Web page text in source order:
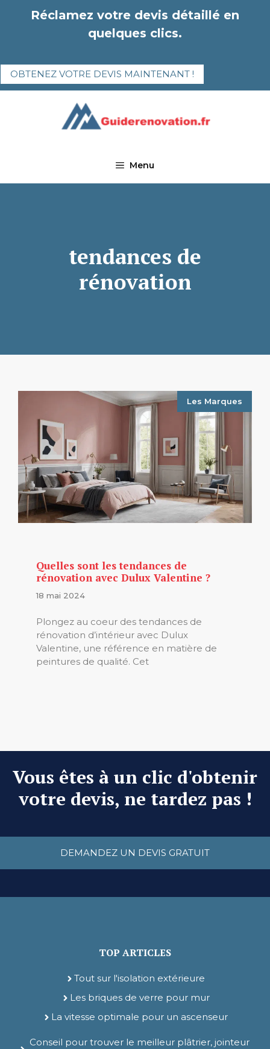
Réclamez votre devis détaillé en
quelques clics.
OBTENEZ VOTRE DEVIS MAINTENANT !
Menu
tendances de
rénovation
Les Marques
Quelles sont les tendances de
rénovation avec Dulux Valentine ?
18 mai 2024
Plongez au coeur des tendances de
rénovation d’intérieur avec Dulux
Valentine, une référence en matière de
peintures de qualité. Cet
Vous êtes à un clic d'obtenir
votre devis, ne tardez pas !
DEMANDEZ UN DEVIS GRATUIT
TOP ARTICLES
Tout sur l'isolation extérieure
Les briques de verre pour mur
La vitesse optimale pour un ascenseur
Conseil pour trouver le meilleur plâtrier, jointeur